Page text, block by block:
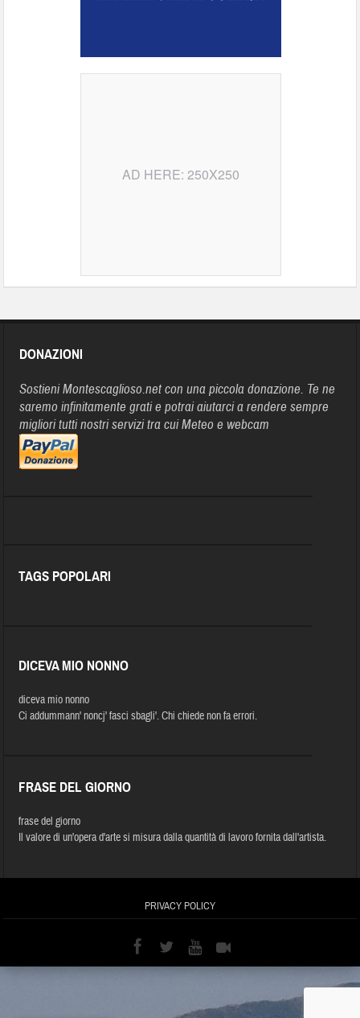
AD HERE: 250X250
DONAZIONI
Sostieni Montescaglioso.net con una piccola donazione. Te ne
saremo infinitamente grati e potrai aiutarci a rendere sempre
migliori tutti nostri servizi tra cui Meteo e webcam
TAGS POPOLARI
DICEVA MIO NONNO
diceva mio nonno
Ci addummann' noncj' fasci sbagli'. Chi chiede non fa errori.
FRASE DEL GIORNO
frase del giorno
Il valore di un'opera d'arte si misura dalla quantità di lavoro fornita dall'artista.
PRIVACY POLICY